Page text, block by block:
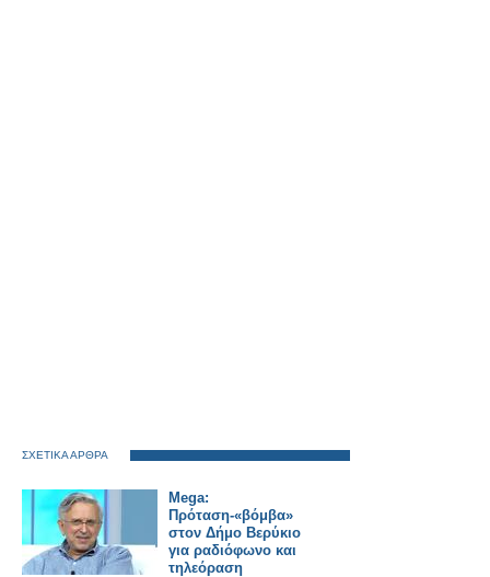
ΣΧΕΤΙΚΑ ΑΡΘΡΑ
Mega:
Πρόταση-«βόμβα»
στον Δήμο Βερύκιο
για ραδιόφωνο και
τηλεόραση